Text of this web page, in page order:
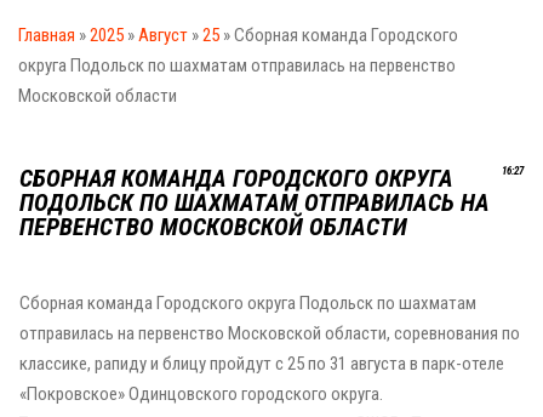
Главная »2025 »Август »25 » Сборная команда Городского
округа Подольск по шахматам отправилась на первенство
Московской области
16:27
СБОРНАЯ КОМАНДА ГОРОДСКОГО ОКРУГА
ПОДОЛЬСК ПО ШАХМАТАМ ОТПРАВИЛАСЬ НА
ПЕРВЕНСТВО МОСКОВСКОЙ ОБЛАСТИ
Сборная команда Городского округа Подольск по шахматам
отправилась на первенство Московской области, соревнования по
классике, рапиду и блицу пройдут с 25 по 31 августа в парк-отеле
«Покровское» Одинцовского городского округа.